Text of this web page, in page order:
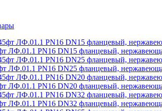
ЛФ.01.1 PN16 DN15 фланцевый,
ЛФ.01.1 PN16 DN25 фланцевый,
ЛФ.01.1 PN16 DN20 фланцевый,
ЛФ.01.1 PN16 DN32 фланцевый,